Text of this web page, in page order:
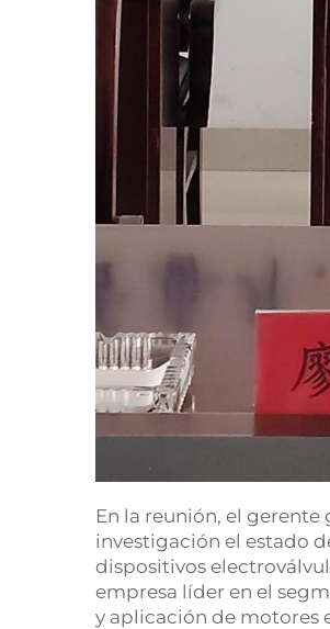
En la reunión, el
investigación el estado
dispositivos
empresa líder en el
y aplicación de motores